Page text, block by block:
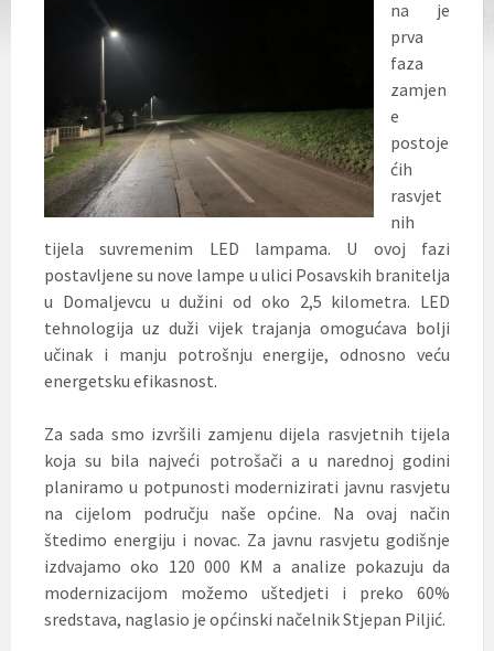
na je
prva
faza
zamjen
e
postoje
ćih
rasvjet
nih
tijela suvremenim LED lampama. U ovoj fazi
postavljene su nove lampe u ulici Posavskih branitelja
u Domaljevcu u dužini od oko 2,5 kilometra. LED
tehnologija uz duži vijek trajanja omogućava bolji
učinak i manju potrošnju energije, odnosno veću
energetsku efikasnost.
Za sada smo izvršili zamjenu dijela rasvjetnih tijela
koja su bila najveći potrošači a u narednoj godini
planiramo u potpunosti modernizirati javnu rasvjetu
na cijelom području naše općine. Na ovaj način
štedimo energiju i novac. Za javnu rasvjetu godišnje
izdvajamo oko 120 000 KM a analize pokazuju da
modernizacijom možemo uštedjeti i preko 60%
sredstava, naglasio je općinski načelnik Stjepan Piljić.